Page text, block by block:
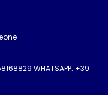
WHATSAPP: +39